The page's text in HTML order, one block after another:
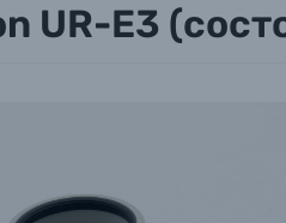
UR-E3